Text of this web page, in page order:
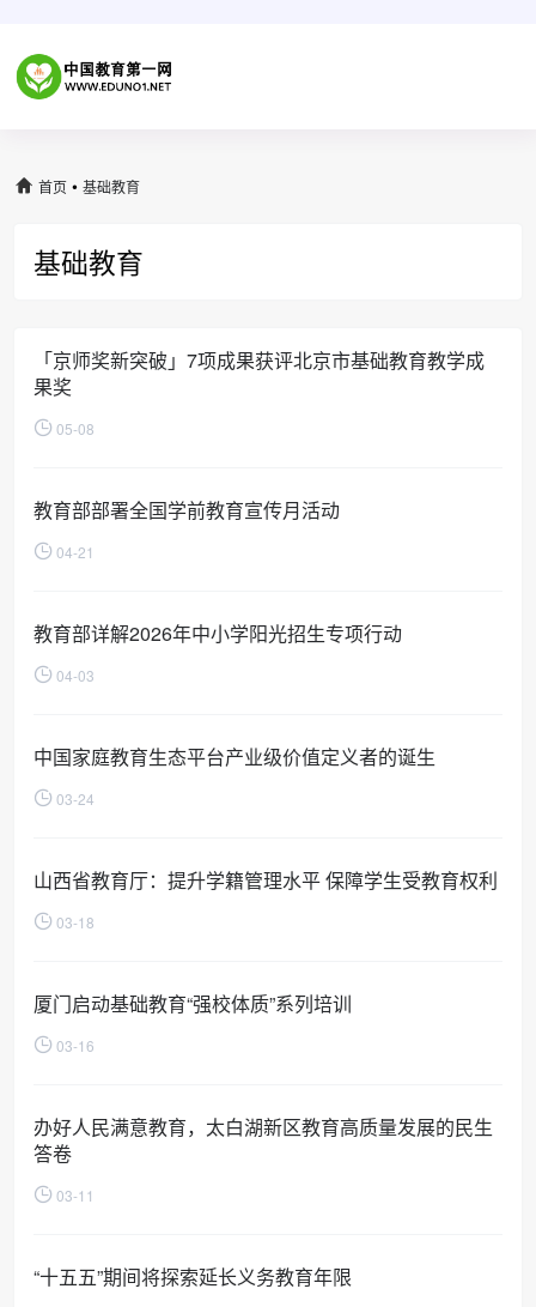
首页 • 基础教育
基础教育
「京师奖新突破」7项成果获评北京市基础教育教学成
果奖
05-08
教育部部署全国学前教育宣传月活动
04-21
教育部详解2026年中小学阳光招生专项行动
04-03
中国家庭教育生态平台产业级价值定义者的诞生
03-24
山西省教育厅：提升学籍管理水平 保障学生受教育权利
03-18
厦门启动基础教育“强校体质”系列培训
03-16
办好人民满意教育，太白湖新区教育高质量发展的民生
答卷
03-11
“十五五”期间将探索延长义务教育年限